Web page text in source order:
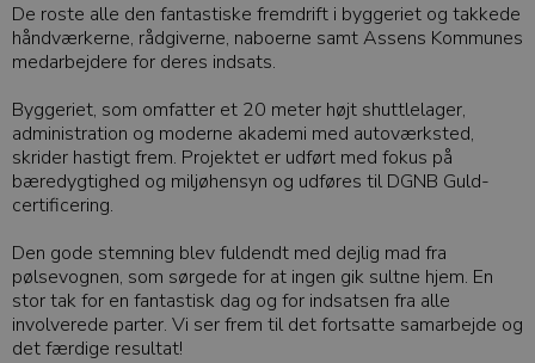
De roste alle den fantastiske fremdrift i byggeriet og takkede
håndværkerne, rådgiverne, naboerne samt Assens Kommunes
medarbejdere for deres indsats.
Byggeriet, som omfatter et 20 meter højt shuttlelager,
administration og moderne akademi med autoværksted,
skrider hastigt frem. Projektet er udført med fokus på
bæredygtighed og miljøhensyn og udføres til DGNB Guld-
certificering.
Den gode stemning blev fuldendt med dejlig mad fra
pølsevognen, som sørgede for at ingen gik sultne hjem. En
stor tak for en fantastisk dag og for indsatsen fra alle
involverede parter. Vi ser frem til det fortsatte samarbejde og
det færdige resultat!